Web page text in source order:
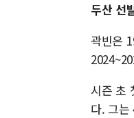
두산 선
곽빈은
시즌 초
다. 그는